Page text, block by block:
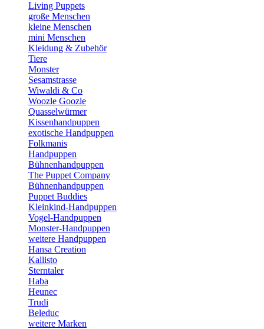
Living Puppets
große Menschen
kleine Menschen
mini Menschen
Kleidung & Zubehör
Tiere
Monster
Sesamstrasse
Wiwaldi & Co
Woozle Goozle
Quasselwürmer
Kissenhandpuppen
exotische Handpuppen
Folkmanis
Handpuppen
Bühnenhandpuppen
The Puppet Company
Bühnenhandpuppen
Puppet Buddies
Kleinkind-Handpuppen
Vogel-Handpuppen
Monster-Handpuppen
weitere Handpuppen
Hansa Creation
Kallisto
Sterntaler
Haba
Heunec
Trudi
Beleduc
weitere Marken